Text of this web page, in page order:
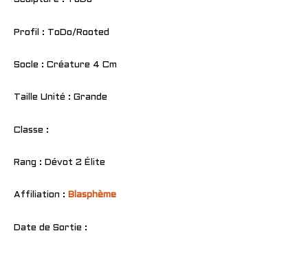
Profil : ToDo/Rooted
Socle : Créature 4 Cm
Taille Unité : Grande
Classe :
Rang : Dévot 2 Élite
Affiliation : Blasphème
Date de Sortie :